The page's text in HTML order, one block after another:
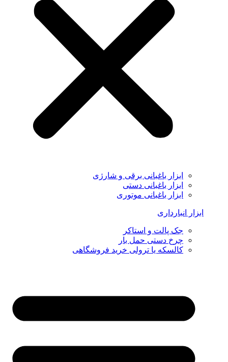
ابزار باغبانی برقی و شارژی
ابزار باغبانی دستی
ابزار باغبانی موتوری
ابزار انبارداری
جک پالت و استاکر
چرخ دستی حمل بار
کالسکه یا ترولی خرید فروشگاهی